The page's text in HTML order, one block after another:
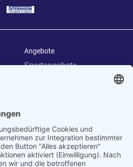
Angebote
Sportangebote
Allgemein